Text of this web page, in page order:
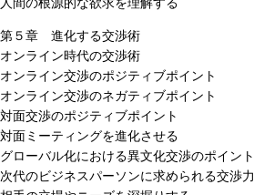
第５章 進化する交渉術
オンライン時代の交渉術
オンライン交渉のポジティブポイント
オンライン交渉のネガティブポイント
対面交渉のポジティブポイント
対面ミーティングを進化させる
グローバル化における異文化交渉のポイント
次代のビジネスパーソンに求められる交渉力